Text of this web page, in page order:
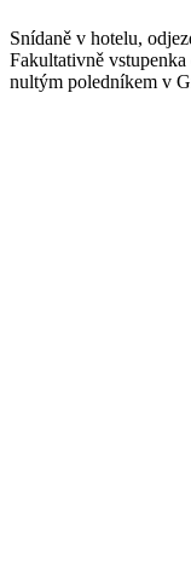
Snídaně v hotelu,
Fakultativně
nultým poledníkem v